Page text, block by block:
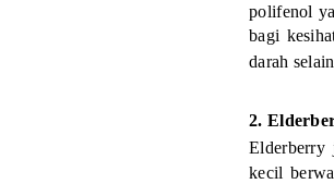
polifenol
bagi
darah selain
2.
Elderberry
kecil